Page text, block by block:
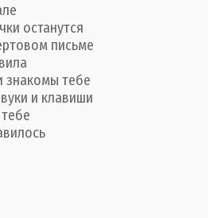
останутся
письме
знакомы тебе
и клавиши